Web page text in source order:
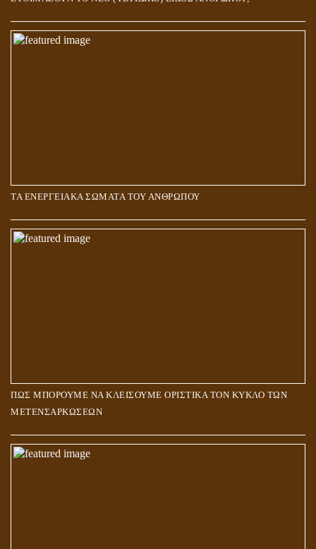
ΤΑ ΕΝΕΡΓΕΙΑΚΑ ΣΩΜΑΤΑ ΤΟΥ ΑΝΘΡΩΠΟΥ
ΠΩΣ ΜΠΟΡΟΥΜΕ ΝΑ ΚΛΕΙΣΟΥΜΕ ΟΡΙΣΤΙΚΑ ΤΟΝ ΚΥΚΛΟ ΤΩΝ
ΜΕΤΕΝΣΑΡΚΩΣΕΩΝ